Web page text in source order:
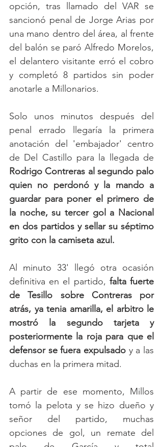
opción, tras llamado del VAR se
sancionó penal de Jorge Arias por
una mano dentro del área, al frente
del balón se paró Alfredo Morelos,
el delantero visitante erró el cobro
y completó 8 partidos sin poder
anotarle a Millonarios.
Solo unos minutos después del
penal errado llegaría la primera
anotación del 'embajador' centro
de Del Castillo para la llegada de
Rodrigo Contreras al segundo palo
quien no perdonó y la mando a
guardar para poner el primero de
la noche, su tercer gol a Nacional
en dos partidos y sellar su séptimo
grito con la camiseta azul.
Al minuto 33' llegó otra ocasión
definitiva en el partido, falta fuerte
de Tesillo sobre Contreras por
atrás, ya tenia amarilla, el arbitro le
mostró la segundo tarjeta y
posteriormente la roja para que el
defensor se fuera expulsado y a las
duchas en la primera mitad.
A partir de ese momento, Millos
tomó la pelota y se hizo dueño y
señor del partido, muchas
opciones de gol, un remate del